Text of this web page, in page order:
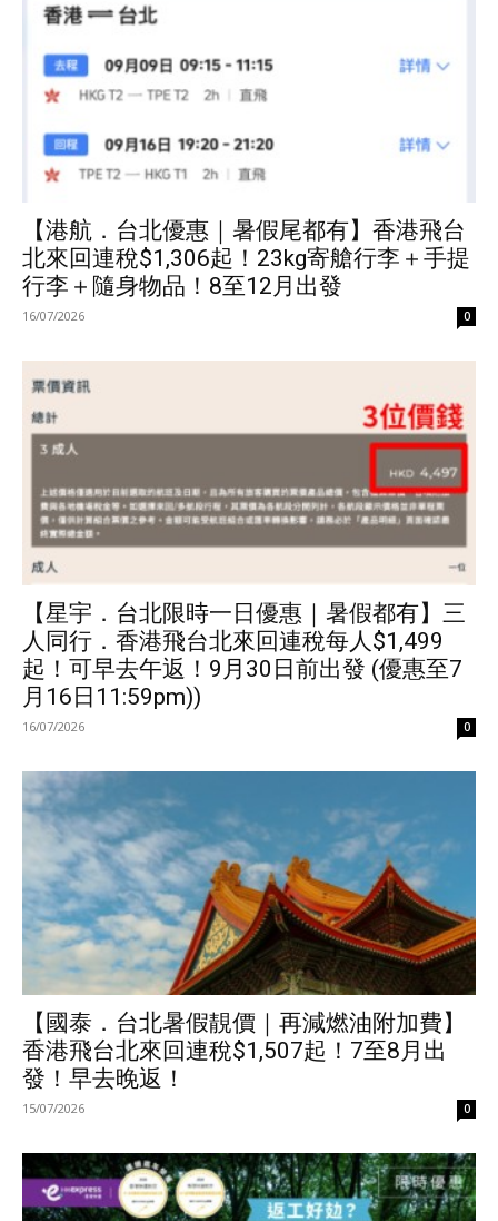
【港航．台北優惠｜暑假尾都有】香港飛台
北來回連稅$1,306起！23kg寄艙行李＋手提
行李＋隨身物品！8至12月出發
16/07/2026 0
【星宇．台北限時一日優惠｜暑假都有】三
人同行．香港飛台北來回連稅每人$1,499
起！可早去午返！9月30日前出發 (優惠至7
月16日11:59pm))
16/07/2026 0
【國泰．台北暑假靚價｜再減燃油附加費】
香港飛台北來回連稅$1,507起！7至8月出
發！早去晚返！
15/07/2026 0